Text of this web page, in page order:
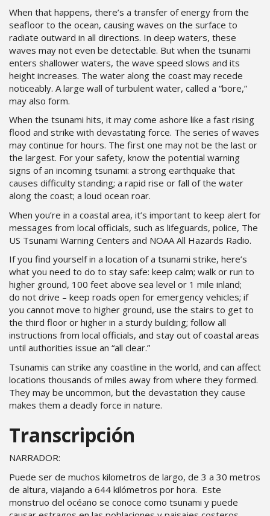
When that happens, there’s a transfer of energy from the
seafloor to the ocean, causing waves on the surface to
radiate outward in all directions. In deep waters, these
waves may not even be detectable. But when the tsunami
enters shallower waters, the wave speed slows and its
height increases. The water along the coast may recede
noticeably. A large wall of turbulent water, called a “bore,”
may also form.
When the tsunami hits, it may come ashore like a fast rising
flood and strike with devastating force. The series of waves
may continue for hours. The first one may not be the last or
the largest. For your safety, know the potential warning
signs of an incoming tsunami: a strong earthquake that
causes difficulty standing; a rapid rise or fall of the water
along the coast; a loud ocean roar.
When you’re in a coastal area, it’s important to keep alert for
messages from local officials, such as lifeguards, police, The
US Tsunami Warning Centers and NOAA All Hazards Radio.
If you find yourself in a location of a tsunami strike, here’s
what you need to do to stay safe: keep calm; walk or run to
higher ground, 100 feet above sea level or 1 mile inland;
do not drive – keep roads open for emergency vehicles; if
you cannot move to higher ground, use the stairs to get to
the third floor or higher in a sturdy building; follow all
instructions from local officials, and stay out of coastal areas
until authorities issue an “all clear.”
Tsunamis can strike any coastline in the world, and can affect
locations thousands of miles away from where they formed.
They may be uncommon, but the devastation they cause
makes them a deadly force in nature.
Transcripción
NARRADOR:
Puede ser de muchos kilometros de largo, de 3 a 30 metros
de altura, viajando a 644 kilómetros por hora. Este
monstruo del océano se conoce como tsunami y puede